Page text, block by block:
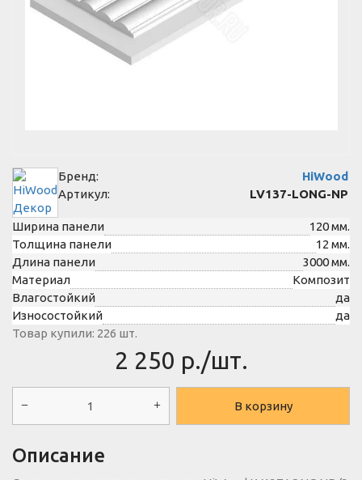
Бренд:
HiWood
Артикул:
LV137-LONG-NP
Ширина панели
120 мм.
Толщина панели
12 мм.
Длина панели
3000 мм.
Материал
Композит
Влагостойкий
да
Износостойкий
да
Товар купили: 226 шт.
2 250 р./шт.
В корзину
Описание